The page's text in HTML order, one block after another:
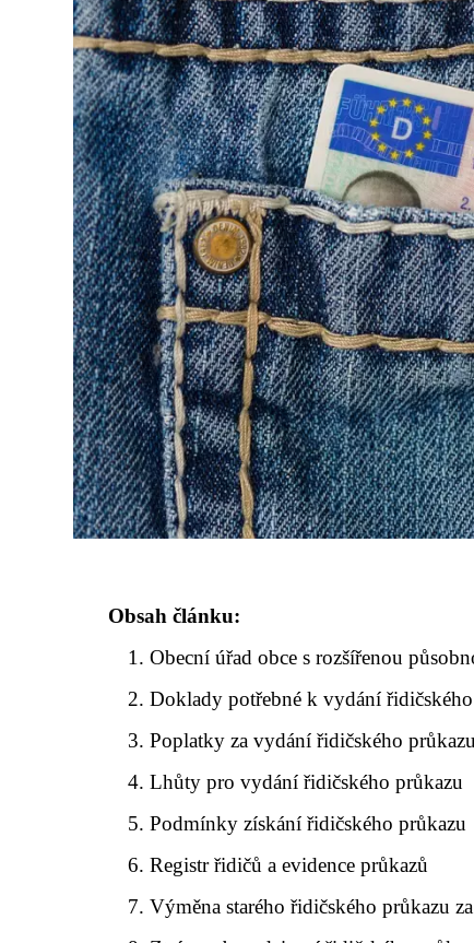
Obsah článku:
Obecní úřad obce s rozšířenou
Doklady potřebné k vydání
Poplatky za vydání řidičského průkazu
Lhůty pro vydání řidičského průkazu
Podmínky získání řidičského průkazu
Registr řidičů a evidence průkazů
Výměna starého řidičského průkazu